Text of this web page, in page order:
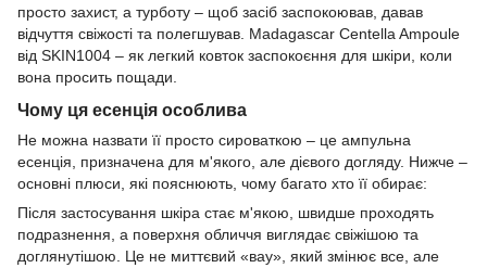
просто захист, а турботу – щоб засіб заспокоював, давав
відчуття свіжості та полегшував. Madagascar Centella Ampoule
від SKIN1004 – як легкий ковток заспокоєння для шкіри, коли
вона просить пощади.
Чому ця есенція особлива
Не можна назвати її просто сироваткою – це ампульна
есенція, призначена для м'якого, але дієвого догляду. Нижче –
основні плюси, які пояснюють, чому багато хто її обирає:
Після застосування шкіра стає м'якою, швидше проходять
подразнення, а поверхня обличчя виглядає свіжішою та
доглянутішою. Це не миттєвий «вау», який змінює все, але